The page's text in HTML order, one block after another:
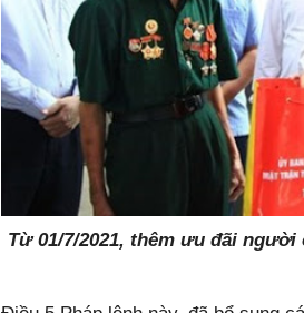
Từ 01/7/2021, thêm ưu đãi